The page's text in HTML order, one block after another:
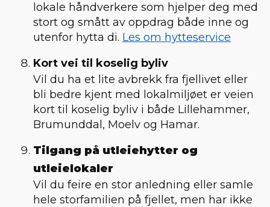
lokale håndverkere som hjelper deg med
stort og smått av oppdrag både inne og
utenfor hytta di. Les om hytteservice
Kort vei til koselig byliv
Vil du ha et lite avbrekk fra fjellivet eller
bli bedre kjent med lokalmiljøet er veien
kort til koselig byliv i både Lillehammer,
Brumunddal, Moelv og Hamar.
Tilgang på utleiehytter og
utleielokaler
Vil du feire en stor anledning eller samle
hele storfamilien på fjellet, men har ikke